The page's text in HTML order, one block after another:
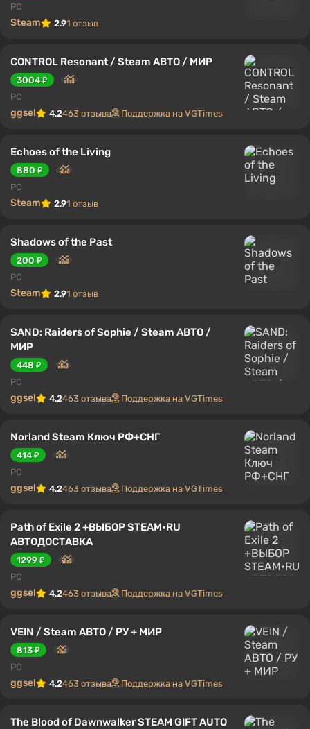
PC
Steam 2.91 отзыв
CONTROL Resonant / Steam АВТО / МИР
3004 ₽
PC
ggsel 4.2463 отзыва Поддержка на VGTimes
Echoes of the Living
880 ₽
PC
Steam 2.91 отзыв
Shadows of the Past
200 ₽
PC
Steam 2.91 отзыв
SAND: Raiders of Sophie / Steam АВТО /
МИР
448 ₽
PC
ggsel 4.2463 отзыва Поддержка на VGTimes
Norland Steam Ключ РФ+СНГ
414 ₽
PC
ggsel 4.2463 отзыва Поддержка на VGTimes
Path of Exile 2 +ВЫБОР STEAM•RU
АВТОДОСТАВКА
1299 ₽
PC
ggsel 4.2463 отзыва Поддержка на VGTimes
VEIN / Steam АВТО / РУ + МИР
813 ₽
PC
ggsel 4.2463 отзыва Поддержка на VGTimes
The Blood of Dawnwalker STEAM GIFT AUTO